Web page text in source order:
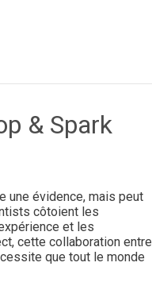
& Spark
une évidence, mais peut
côtoient les
et les
cette collaboration entre
que tout le monde